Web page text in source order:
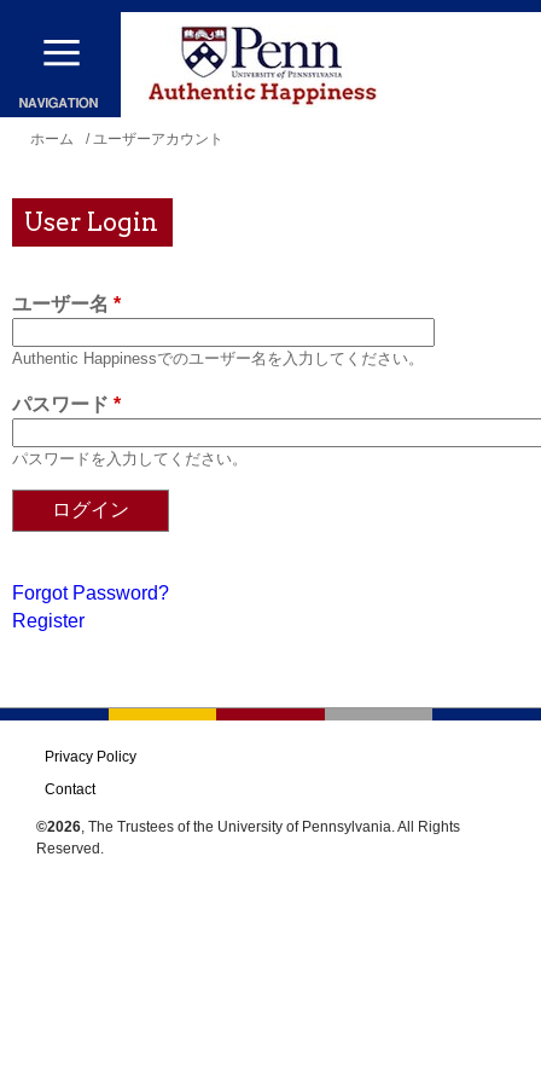
メ
ン
コ
ン
に
移
現
地
ホーム / ユーザーアカウント
User Login
ユーザー名 *
Authentic Happinessでのユーザー名を入力してください。
パスワード *
パスワードを入力してください。
Forgot Password?
Register
Privacy Policy
Contact
©2026, The Trustees of the University of Pennsylvania. All Rights
Reserved.